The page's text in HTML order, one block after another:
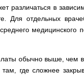
в
Для отдельных
медицинского
обычно выше, чем
где сложнее